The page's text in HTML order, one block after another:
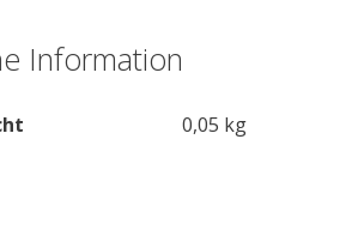
Information
0,05 kg